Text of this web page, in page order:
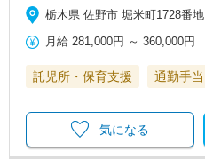
栃木県 佐野市 堀米町1728番地
月給 281,000円 ～360,000円
託児所・保育支援 通勤手当
気になる